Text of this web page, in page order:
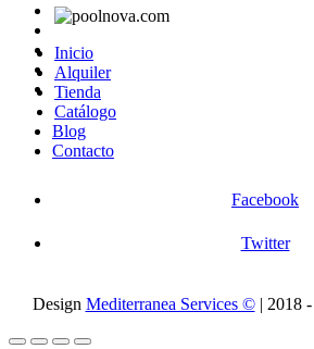
Inicio
Alquiler
Tienda
Catálogo
Blog
Contacto
Facebook
Twitter
Design Mediterranea Services ©| 2018